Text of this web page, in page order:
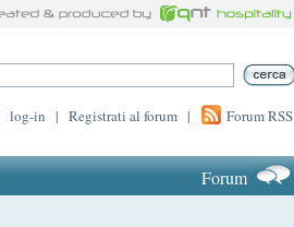
log-in | Registrati al forum | Forum RSS
Forum